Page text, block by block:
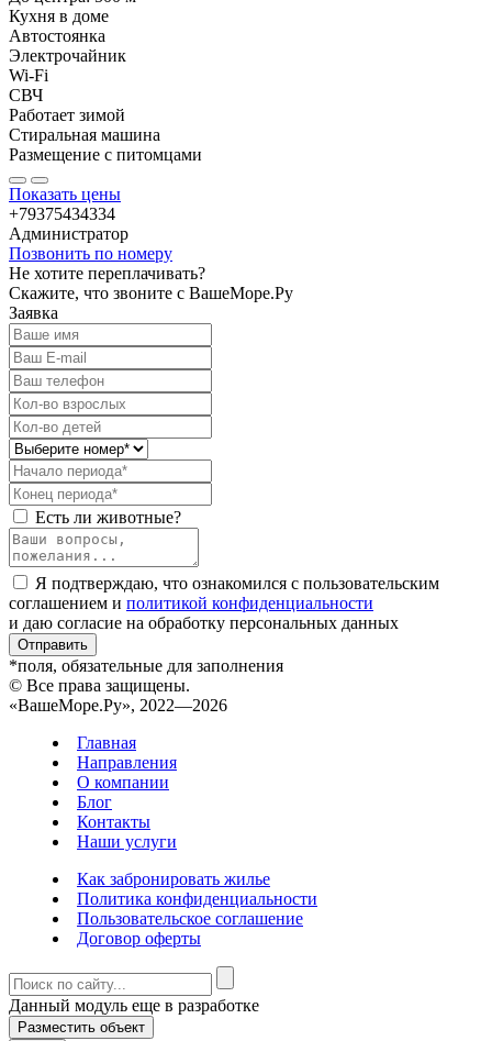
Кухня в доме
Автостоянка
Электрочайник
Wi-Fi
СВЧ
Работает зимой
Стиральная машина
Размещение с питомцами
Показать цены
+79375434334
Администратор
Позвонить по номеру
Не хотите переплачивать?
Скажите, что звоните с ВашеМоре.Ру
Заявка
Есть ли животные?
Я подтверждаю, что ознакомился с пользовательским
соглашением и политикой конфиденциальности
и даю согласие на обработку персональных данных
Отправить
*поля, обязательные для заполнения
© Все права защищены.
«ВашеМоре.Ру», 2022—2026
Главная
Направления
О компании
Блог
Контакты
Наши услуги
Как забронировать жилье
Политика конфиденциальности
Пользовательское соглашение
Договор оферты
Данный модуль еще в разработке
Разместить объект